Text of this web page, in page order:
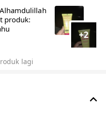
produk:
+2
lagi